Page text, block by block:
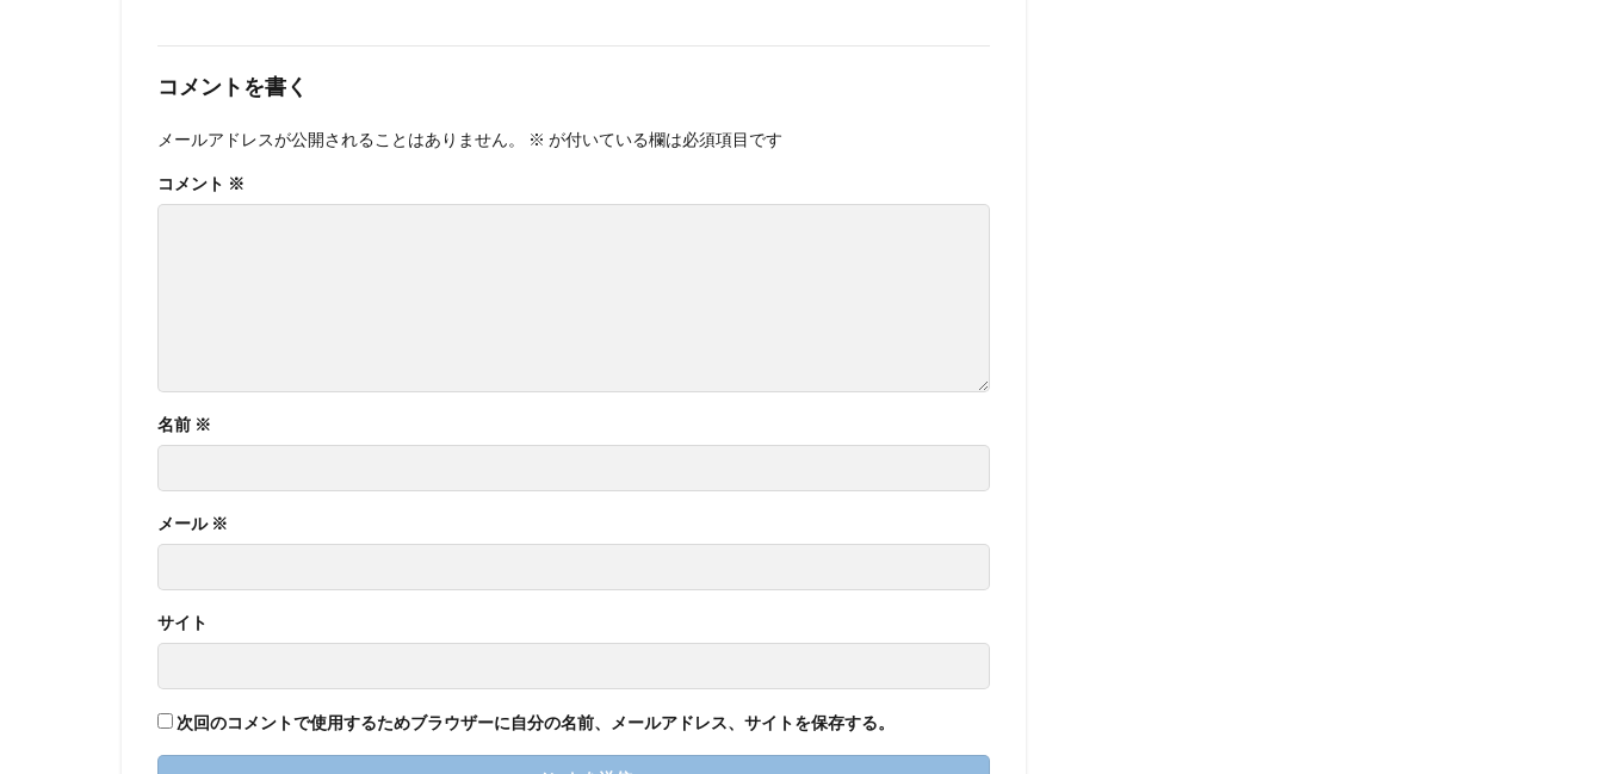
コメントを書く
メールアドレスが公開されることはありません。 ※ が付いている欄は必須項目です
コメント ※
名前 ※
メール ※
サイト
次回のコメントで使用するためブラウザーに自分の名前、メールアドレス、サイトを保存する。